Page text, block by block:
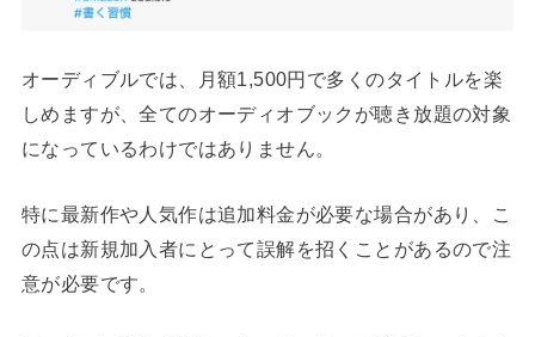
オーディブルでは、月額1,500円で多くのタイトルを楽
しめますが、全てのオーディオブックが聴き放題の対象
になっているわけではありません。
特に最新作や人気作は追加料金が必要な場合があり、こ
の点は新規加入者にとって誤解を招くことがあるので注
意が必要です。